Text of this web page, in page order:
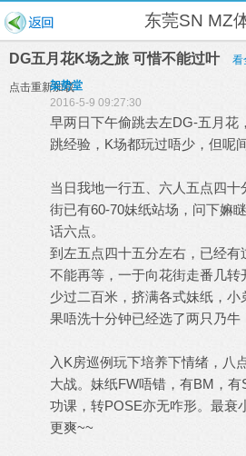
东莞SN MZ
DG五月花K场之旅 可惜不能过叶 看
点击重新加载
架势堂
2016-5-9 09:27:30
早两日下午偷跳去左DG-五月花
跳经验，K场都玩过唔少，但呢
当日我地一行五、六人五点四
街已有60-70妹纸站场，问下嫲
话六点。
到左五点四十五分左右，已经有
不能再等，一于向花街走番几
少过二百米，挤满各式妹纸，
果唔洗十分钟已经选了两只乃牛
入K房巡例玩下培养下情绪，八
大战。妹纸FW唔错，有BM，
功课，转POSE亦无咋形。最衰
更爽~~